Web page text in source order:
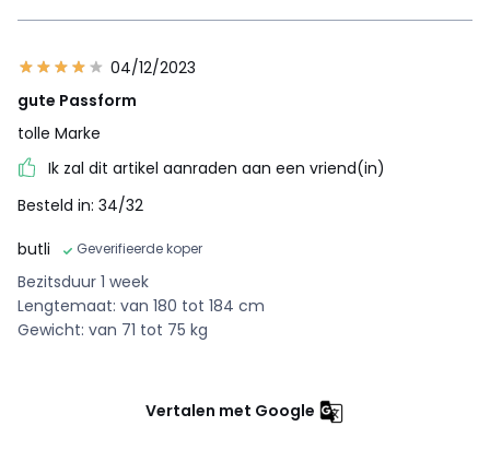
04/12/2023
gute Passform
tolle Marke
Ik zal dit artikel aanraden aan een vriend(in)
Besteld in: 34/32
butli
Geverifieerde koper
Bezitsduur 1 week
Lengtemaat: van 180 tot 184 cm
Gewicht: van 71 tot 75 kg
Vertalen met Google